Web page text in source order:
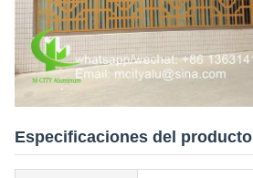
Especificaciones del producto